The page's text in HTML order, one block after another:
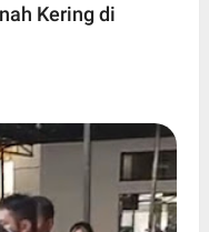
Kering di